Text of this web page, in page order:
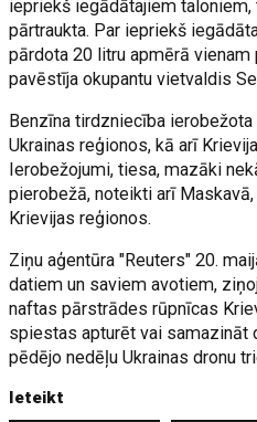
iepriekš iegādātajiem
pārtraukta. Par iepriekš
pārdota 20 litru apmērā
pavēstīja okupantu vietvaldis
Benzīna tirdzniecība
Ukrainas reģionos, kā arī
Ierobežojumi, tiesa, mazāki
pierobežā, noteikti arī
Krievijas reģionos.
Ziņu aģentūra "Reuters" 20.
datiem un saviem avotiem,
naftas pārstrādes rūpnīcas
spiestas apturēt vai samazināt
pēdējo nedēļu Ukrainas dronu
Ieteikt